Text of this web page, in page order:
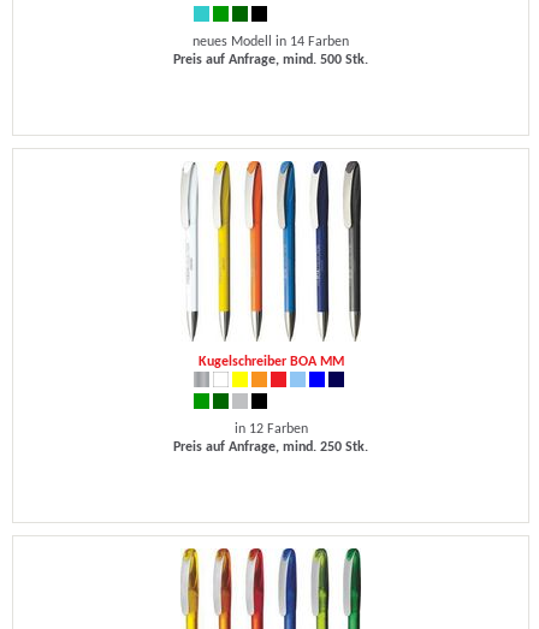
neues Modell in 14 Farben
Preis auf Anfrage, mind. 500 Stk.
Kugelschreiber BOA MM
in 12 Farben
Preis auf Anfrage, mind. 250 Stk.